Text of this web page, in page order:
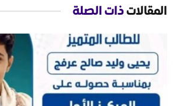
المقالاتذات الصلة